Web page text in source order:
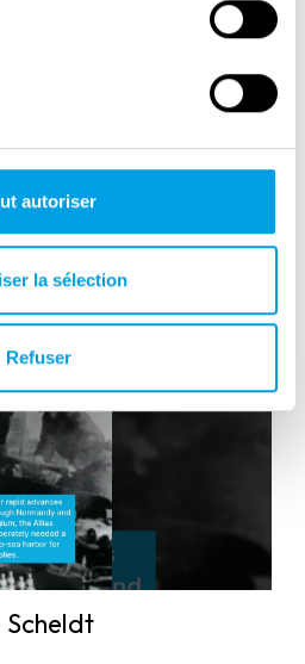
autoriser
la sélection
Refuser
Tobias van